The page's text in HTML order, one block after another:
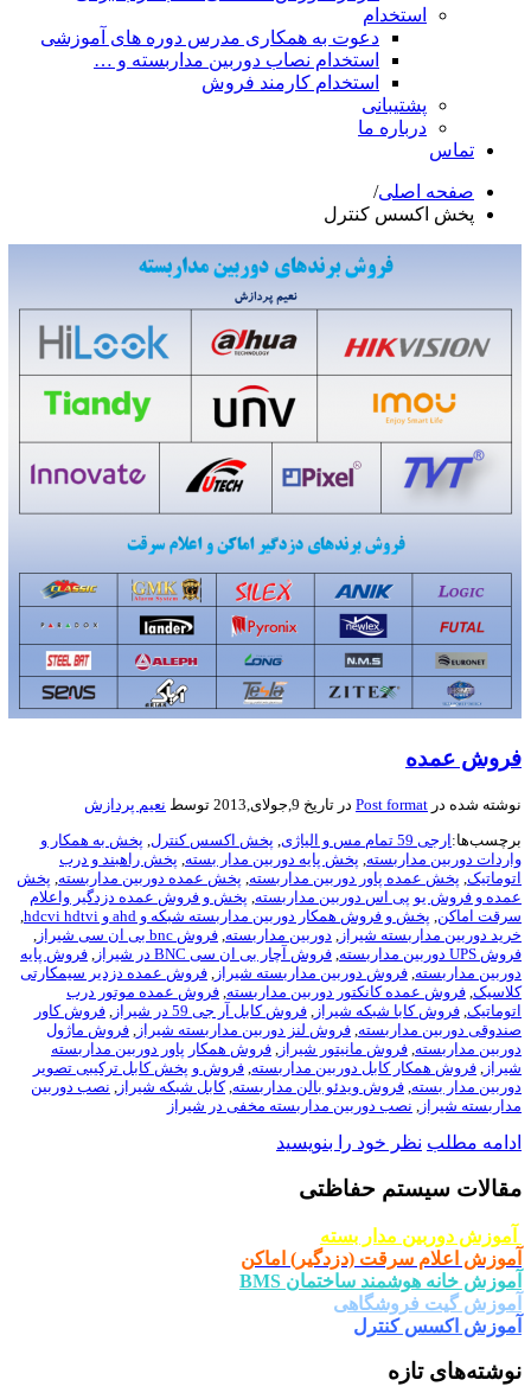
استخدام
دعوت به همکاری مدرس دوره های آموزشی
استخدام نصاب دوربین مداربسته و …
استخدام کارمند فروش
پشتیبانی
درباره ما
تماس
صفحه اصلی/
پخش اکسس کنترل
فروش عمده
نوشته شده در Post format در تاریخ 9,جولای,2013 توسط
نعیم پردازش
برچسب‌ها: ارجی 59 تمام مس و الیاژی پخش اکسس کنترل پخش به همکار و
واردات دوربین مداربسته پخش پایه دوربین مدار بسته پخش راهبند و درب
اتوماتیک پخش عمده پاور دوربین مداربسته پخش عمده دوربین مداربسته پخش
عمده و فروش یو پی اس دوربین مداربسته پخش و فروش عمده دزدگیر واعلام
سرقت اماکن پخش و فروش همکار دوربین مداربسته شبکه و ahd و hdcvi hdtvi
خرید دوربین مداربسته شیراز
دوربین مداربسته فروش bnc بی ان سی شیراز
فروش UPS دوربین مداربسته
فروش آچار بی ان سی BNC در شیراز
فروش پایه
دوربین مداربسته فروش دوربین مداربسته شیراز
فروش عمده دزدیر سیمکارتی
کلاسیک فروش عمده کانکتور دوربین مداربسته فروش عمده موتور درب
اتوماتیک فروش کابا شبکه شیراز فروش کابل آر جی 59 در شیراز
فروش کاور
صندوقی دوربین مداربسته فروش لنز دوربین مداربسته شیراز
فروش ماژول
دوربین مداربسته فروش مانیتور شیراز
فروش همکار پاور دوربین مداربسته
شیراز
فروش همکار کابل دوربین مداربسته فروش و پخش کابل ترکیبی تصویر
دوربین مدار بسته فروش ویدئو بالن مداربسته ,کابل شبکه شیراز
نصب دوربین
مداربسته شیراز
نصب دوربین مداربسته مخفی در شیراز
ادامه مطلب نظر خود را بنویسید
مقالات سیستم حفاظتی
آموزش دوربین مدار بسته
آموزش اعلام سرقت (دزدگیر) اماکن
آموزش خانه هوشمند ساختمان BMS
آموزش گیت فروشگاهی
آموزش اکسس کنترل
نوشته‌های تازه